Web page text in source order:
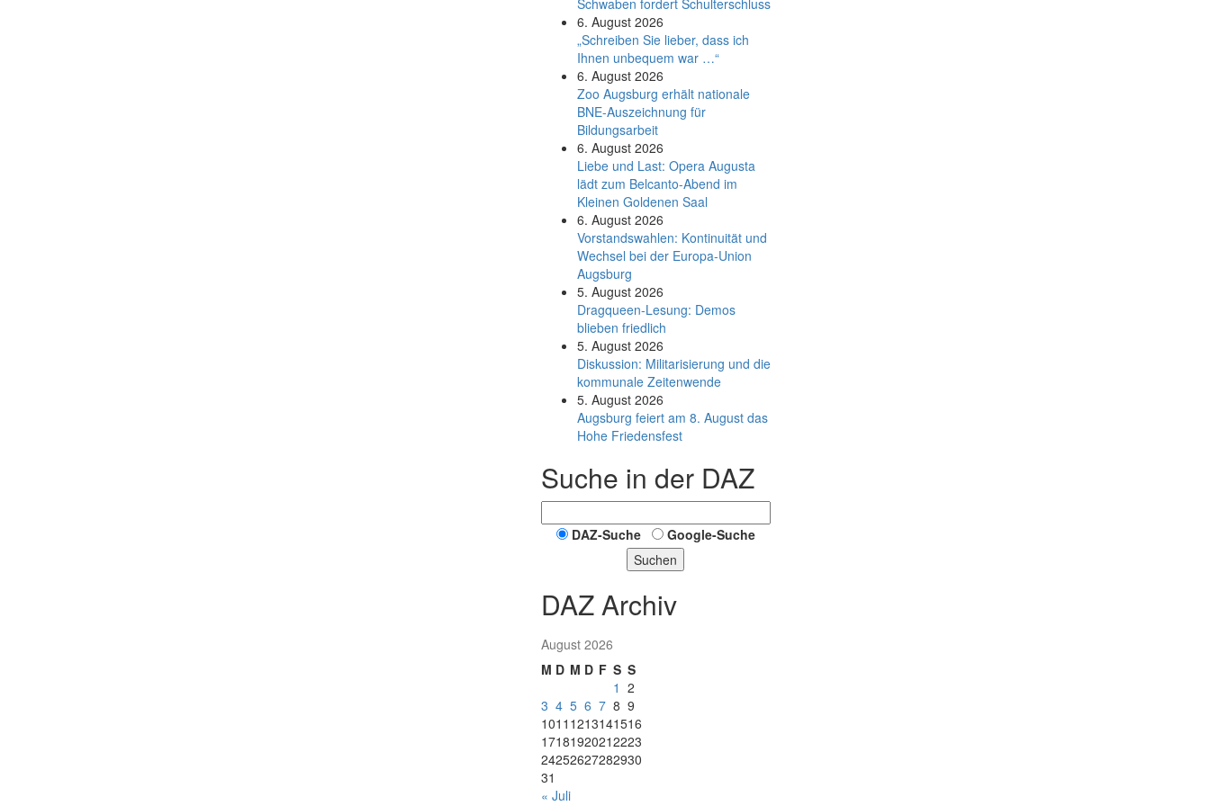
Schwaben fordert Schulterschluss
6. August 2026
„Schreiben Sie lieber, dass ich
Ihnen unbequem war …“
6. August 2026
Zoo Augsburg erhält nationale
BNE-Auszeichnung für
Bildungsarbeit
6. August 2026
Liebe und Last: Opera Augusta
lädt zum Belcanto-Abend im
Kleinen Goldenen Saal
6. August 2026
Vorstandswahlen: Kontinuität und
Wechsel bei der Europa-Union
Augsburg
5. August 2026
Dragqueen-Lesung: Demos
blieben friedlich
5. August 2026
Diskussion: Mi­li­ta­ri­sie­rung und die
kommunale Zeitenwende
5. August 2026
Augsburg feiert am 8. August das
Hohe Friedensfest
Suche in der DAZ
DAZ-Suche
Google-Suche
Suchen
DAZ Archiv
August 2026
M D M D F S S
1 2
3 4 5 6 7 8 9
1011 1213141516
17181920212223
24252627282930
31
« Juli